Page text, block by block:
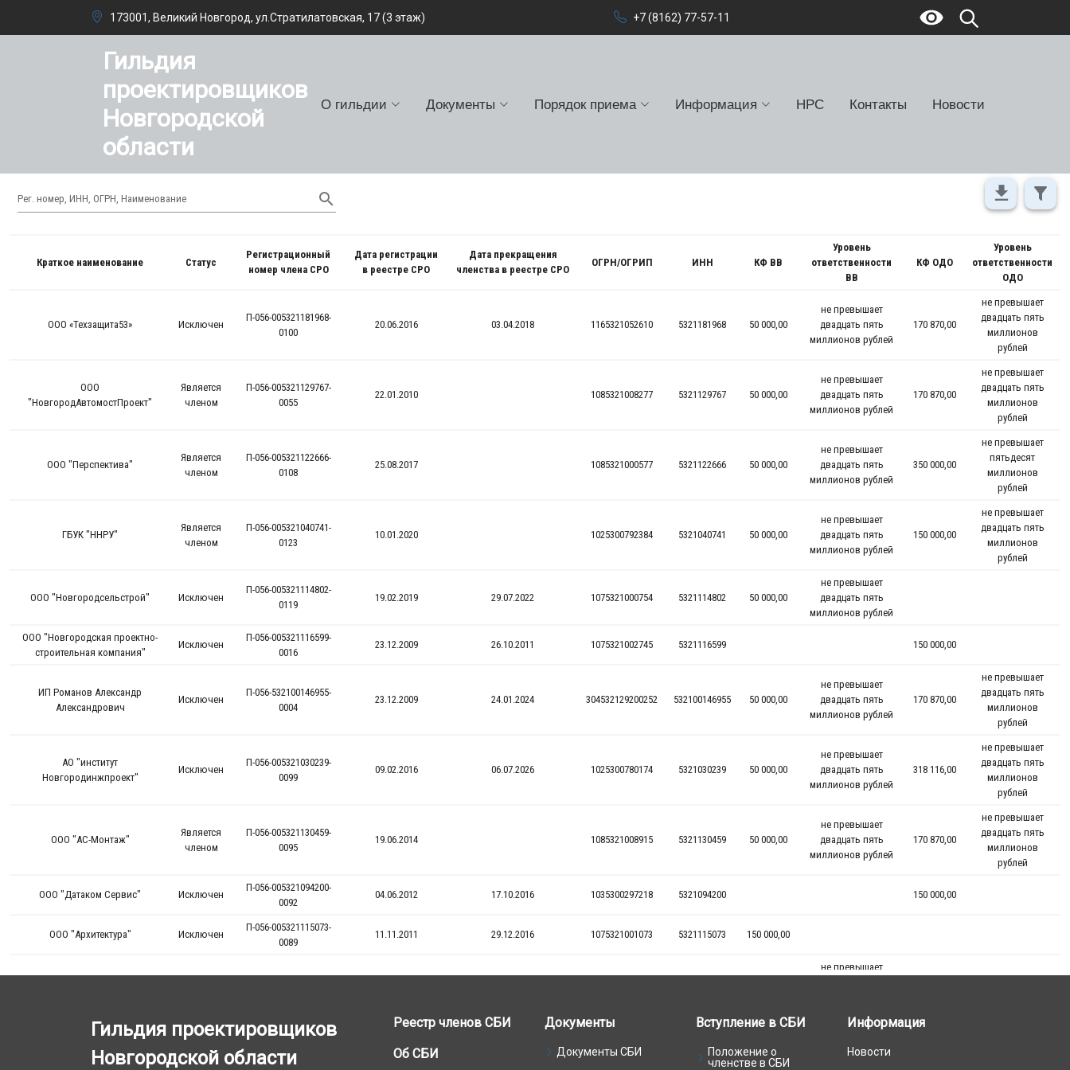
173001, Великий Новгород, ул.Стратилатовская, 17 (3 этаж) +7 (8162) 77-57-11
Гильдия
проектировщиков
Новгородской
области
О гильдии Документы Порядок приема Информация НРС Контакты Новости
Гильдия проектировщиков
Новгородской области
Реестр членов СБИ
Об СБИ
Документы
Документы СБИ
Вступление в СБИ
Положение о
членстве в СБИ
Информация
Новости